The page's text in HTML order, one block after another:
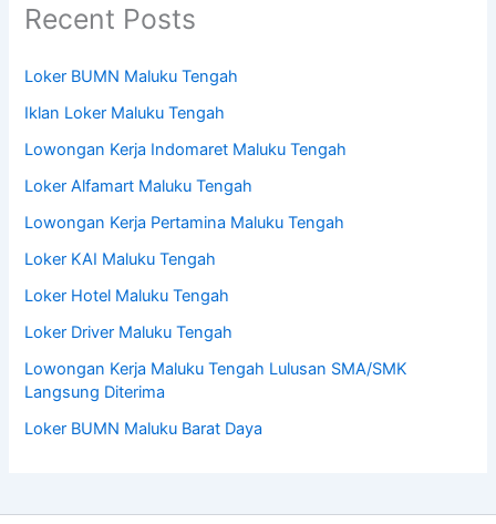
Recent Posts
Loker BUMN Maluku Tengah
Iklan Loker Maluku Tengah
Lowongan Kerja Indomaret Maluku Tengah
Loker Alfamart Maluku Tengah
Lowongan Kerja Pertamina Maluku Tengah
Loker KAI Maluku Tengah
Loker Hotel Maluku Tengah
Loker Driver Maluku Tengah
Lowongan Kerja Maluku Tengah Lulusan SMA/SMK
Langsung Diterima
Loker BUMN Maluku Barat Daya